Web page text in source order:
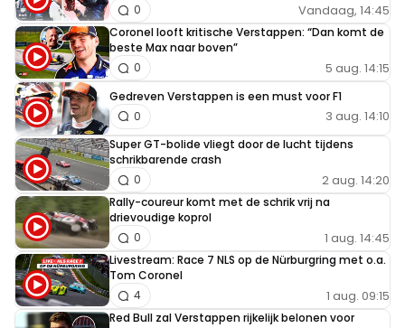
Cherokee
18 september 2023 09:31
Het is simpel: de auto is de machine, die kan stuk
gaan. De mens is de bestuurder, die kan fouten
maken. Zeker als het zo snel en zo precies moet.
Ook toprijders maken fouten. Als dat niet mag,
zijn ze allemaal losers. Zelfs de wereldkampioen.
GaryGearbox7
17 september 2023 18:05
Een loser omdat hij verloren heeft, niet omdat hij het
geprobeerd en gefaald heeft. De druk zo opvoeren
dat de ander een fout maakt is vaak de enige manier
om er langs te komen. En als je het goed doet (Sainz
Vandaag, 14:45
0
Coronel looft kritische Verstappen: “Dan komt de
beste Max naar boven”
5 aug. 14:15
0
Gedreven Verstappen is een must voor F1
3 aug. 14:10
0
Super GT-bolide vliegt door de lucht tijdens
schrikbarende crash
2 aug. 14:20
0
Rally-coureur komt met de schrik vrij na
drievoudige koprol
1 aug. 14:45
0
Livestream: Race 7 NLS op de Nürburgring met o.a.
Tom Coronel
1 aug. 09:15
4
Red Bull zal Verstappen rijkelijk belonen voor